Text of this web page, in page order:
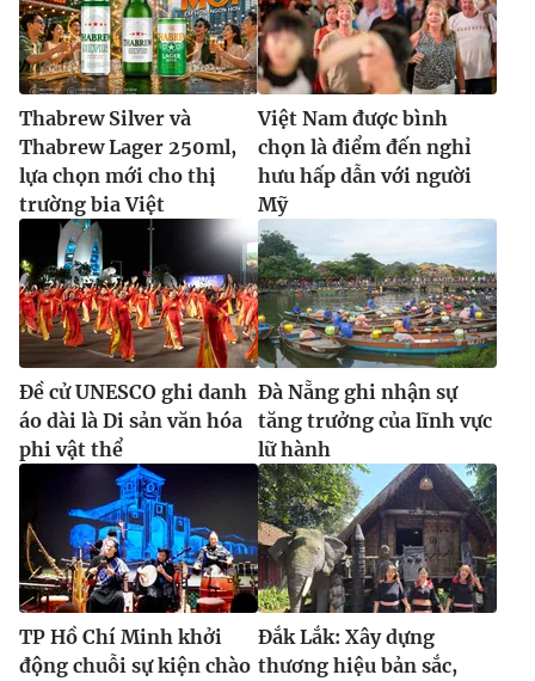
Thabrew Silver và
Thabrew Lager 250ml,
lựa chọn mới cho thị
trường bia Việt
Việt Nam được bình
chọn là điểm đến nghỉ
hưu hấp dẫn với người
Mỹ
Đề cử UNESCO ghi danh
áo dài là Di sản văn hóa
phi vật thể
Đà Nẵng ghi nhận sự
tăng trưởng của lĩnh vực
lữ hành
TP Hồ Chí Minh khởi
động chuỗi sự kiện chào
Đắk Lắk: Xây dựng
thương hiệu bản sắc,